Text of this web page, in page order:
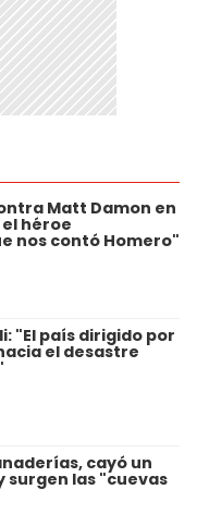
Matt Damon en
el héroe
nos contó Homero"
"El país dirigido por
el desastre
cayó un
surgen las "cuevas